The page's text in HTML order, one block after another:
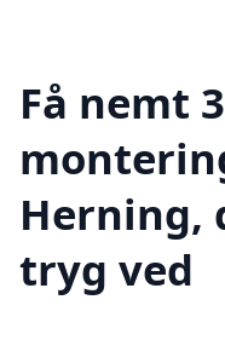
Få nemt
Herning,
tryg ved